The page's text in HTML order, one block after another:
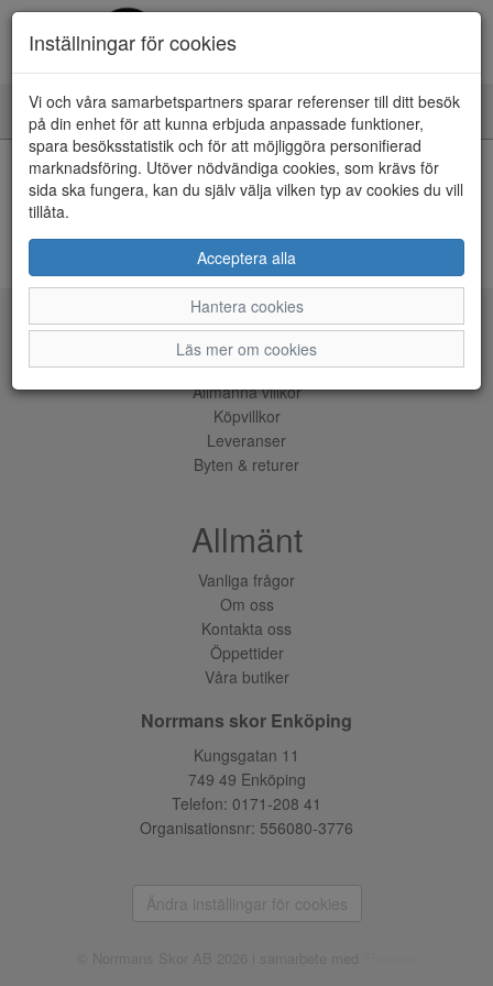
Toggle
navigation
HEM
Kunde inte hitta några artiklar...
ÅNGRA KÖP
Inställningar för cookies
Vi och våra samarbetspartners sparar referenser till ditt besök
på din enhet för att kunna erbjuda anpassade funktioner,
spara besöksstatistik och för att möjliggöra personifierad
marknadsföring. Utöver nödvändiga cookies, som krävs för
sida ska fungera, kan du själv välja vilken typ av cookies du vill
tillåta.
Acceptera alla
Hantera cookies
Läs mer om cookies
Tjänster
Allmänna villkor
Köpvillkor
Leveranser
Byten & returer
Allmänt
Vanliga frågor
Om oss
Kontakta oss
Öppettider
Våra butiker
Norrmans skor Enköping
Kungsgatan 11
749 49 Enköping
Telefon: 0171-208 41
Organisationsnr: 556080-3776
Ändra inställingar för cookies